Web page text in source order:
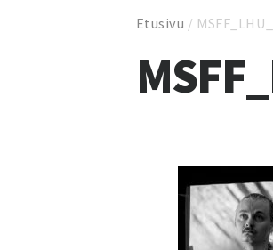
Etusivu /